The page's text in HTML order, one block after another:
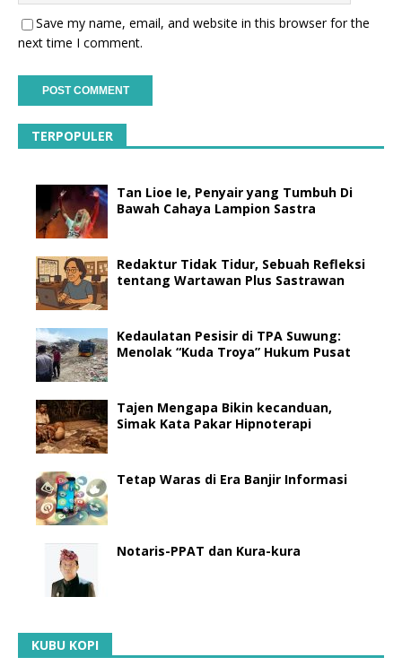
Save my name, email, and website in this browser for the
next time I comment.
TERPOPULER
Tan Lioe Ie, Penyair yang Tumbuh Di
Bawah Cahaya Lampion Sastra
Redaktur Tidak Tidur, Sebuah Refleksi
tentang Wartawan Plus Sastrawan
Kedaulatan Pesisir di TPA Suwung:
Menolak “Kuda Troya” Hukum Pusat
Tajen Mengapa Bikin kecanduan,
Simak Kata Pakar Hipnoterapi
Tetap Waras di Era Banjir Informasi
Notaris-PPAT dan Kura-kura
KUBU KOPI